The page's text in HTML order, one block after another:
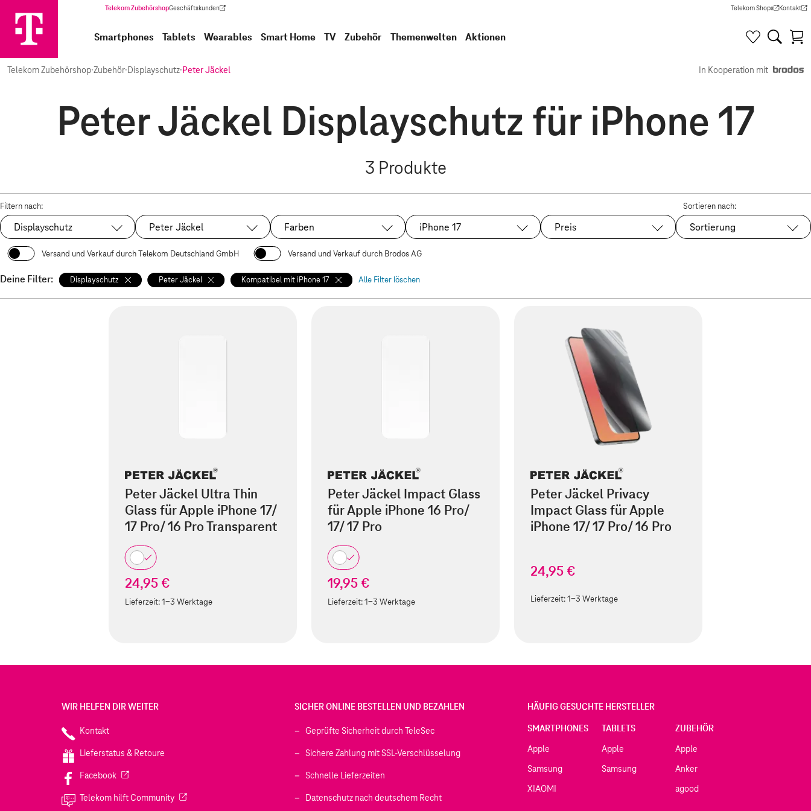
Telekom ZubehörshopGeschäftskunden
(Wird in einem neuen Tab geöffnet) Telekom Shops
(Wird in einem neuen Tab
Kontakt
(Wird in
Smartphones Tablets Wearables Smart Home TV Zubehör Themenwelten Aktionen
Telekom Zubehörshop·Zubehör·Displayschutz·Peter Jäckel In Kooperation mit
Peter Jäckel Displayschutz für iPhone 17
3 Produkte
Filtern nach:
Ausgewählt:
Displayschutz Ausgewählt:
Peter Jäckel Farben Ausgewählt:
iPhone 17 Preis
Sortieren nach:
Sortierung
Versand und Verkauf durch Telekom Deutschland GmbH Versand und Verkauf durch Brodos AG
Deine Filter: Displayschutz Peter Jäckel Kompatibel mit iPhone 17 Alle Filter löschen
Peter Jäckel Ultra Thin
Glass für Apple iPhone 17/
17 Pro/ 16 Pro Transparent
24,95 €
Lieferzeit:1-3 Werktage
Peter Jäckel Impact Glass
für Apple iPhone 16 Pro/
17/ 17 Pro
19,95 €
Lieferzeit:1-3 Werktage
Peter Jäckel Privacy
Impact Glass für Apple
iPhone 17/ 17 Pro/ 16 Pro
24,95 €
Lieferzeit:1-3 Werktage
WIR HELFEN DIR WEITER
Kontakt
Lieferstatus & Retoure
Facebook(Wird in einem neuen Tab geöffnet)
Telekom hilft Community(Wird in einem neuen Tab geöffnet)
SICHER ONLINE BESTELLEN UND BEZAHLEN
Geprüfte Sicherheit durch TeleSec
Sichere Zahlung mit SSL-Verschlüsselung
Schnelle Lieferzeiten
Datenschutz nach deutschem Recht
HÄUFIG GESUCHTE HERSTELLER
SMARTPHONES
Apple
Samsung
XIAOMI
TABLETS
Apple
Samsung
ZUBEHÖR
Apple
Anker
agood